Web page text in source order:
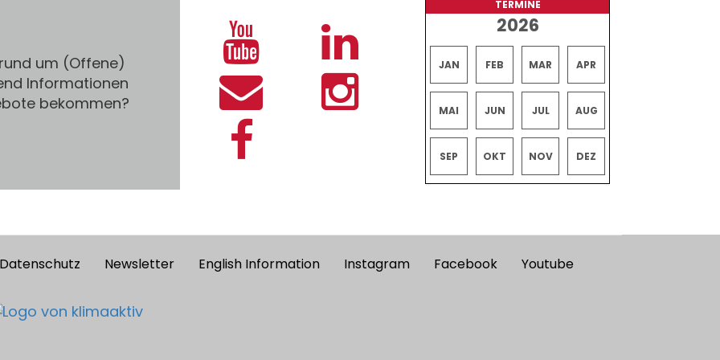
um (Offene)
Informationen
bekommen?
TERMINE
2026
JAN FEB MAR APR
MAI JUN JUL AUG
SEP OKT NOV DEZ
Datenschutz Newsletter English Information Instagram Facebook Youtube